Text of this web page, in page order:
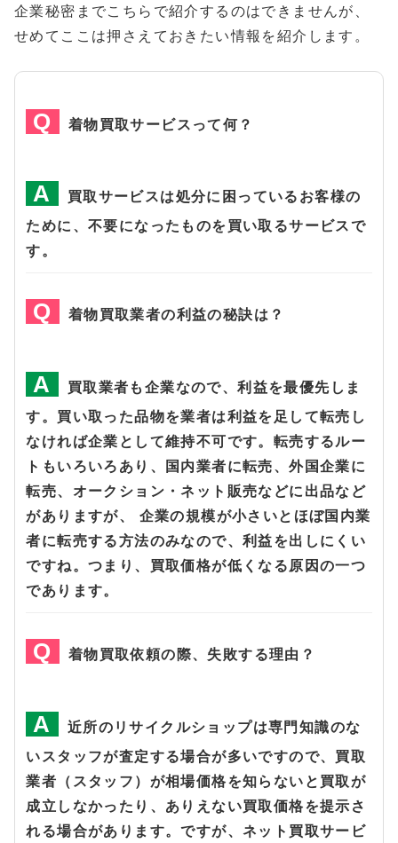
企業秘密までこちらで紹介するのはできませんが、
せめてここは押さえておきたい情報を紹介します。
着物買取サービスって何？
買取サービスは処分に困っているお客様の
ために、不要になったものを買い取るサービスで
す。
着物買取業者の利益の秘訣は？
買取業者も企業なので、利益を最優先しま
す。買い取った品物を業者は利益を足して転売し
なければ企業として維持不可です。転売するルー
トもいろいろあり、国内業者に転売、外国企業に
転売、オークション・ネット販売などに出品など
がありますが、 企業の規模が小さいとほぼ国内業
者に転売する方法のみなので、利益を出しにくい
ですね。つまり、買取価格が低くなる原因の一つ
であります。
着物買取依頼の際、失敗する理由？
近所のリサイクルショップは専門知識のな
いスタッフが査定する場合が多いですので、買取
業者（スタッフ）が相場価格を知らないと買取が
成立しなかったり、ありえない買取価格を提示さ
れる場合があります。ですが、ネット買取サービ